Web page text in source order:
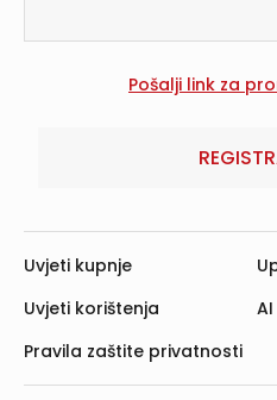
Uvjeti kupnje
Uvjeti korištenja
Pravila zaštite privatnosti